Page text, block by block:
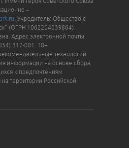
–
. Учредитель: Общество с
(ОГРН 1062204039864).
Адрес электронной почты:
317-001. 18+
технологии
информации на основе сбора,
к предпочтениям
территории Российской